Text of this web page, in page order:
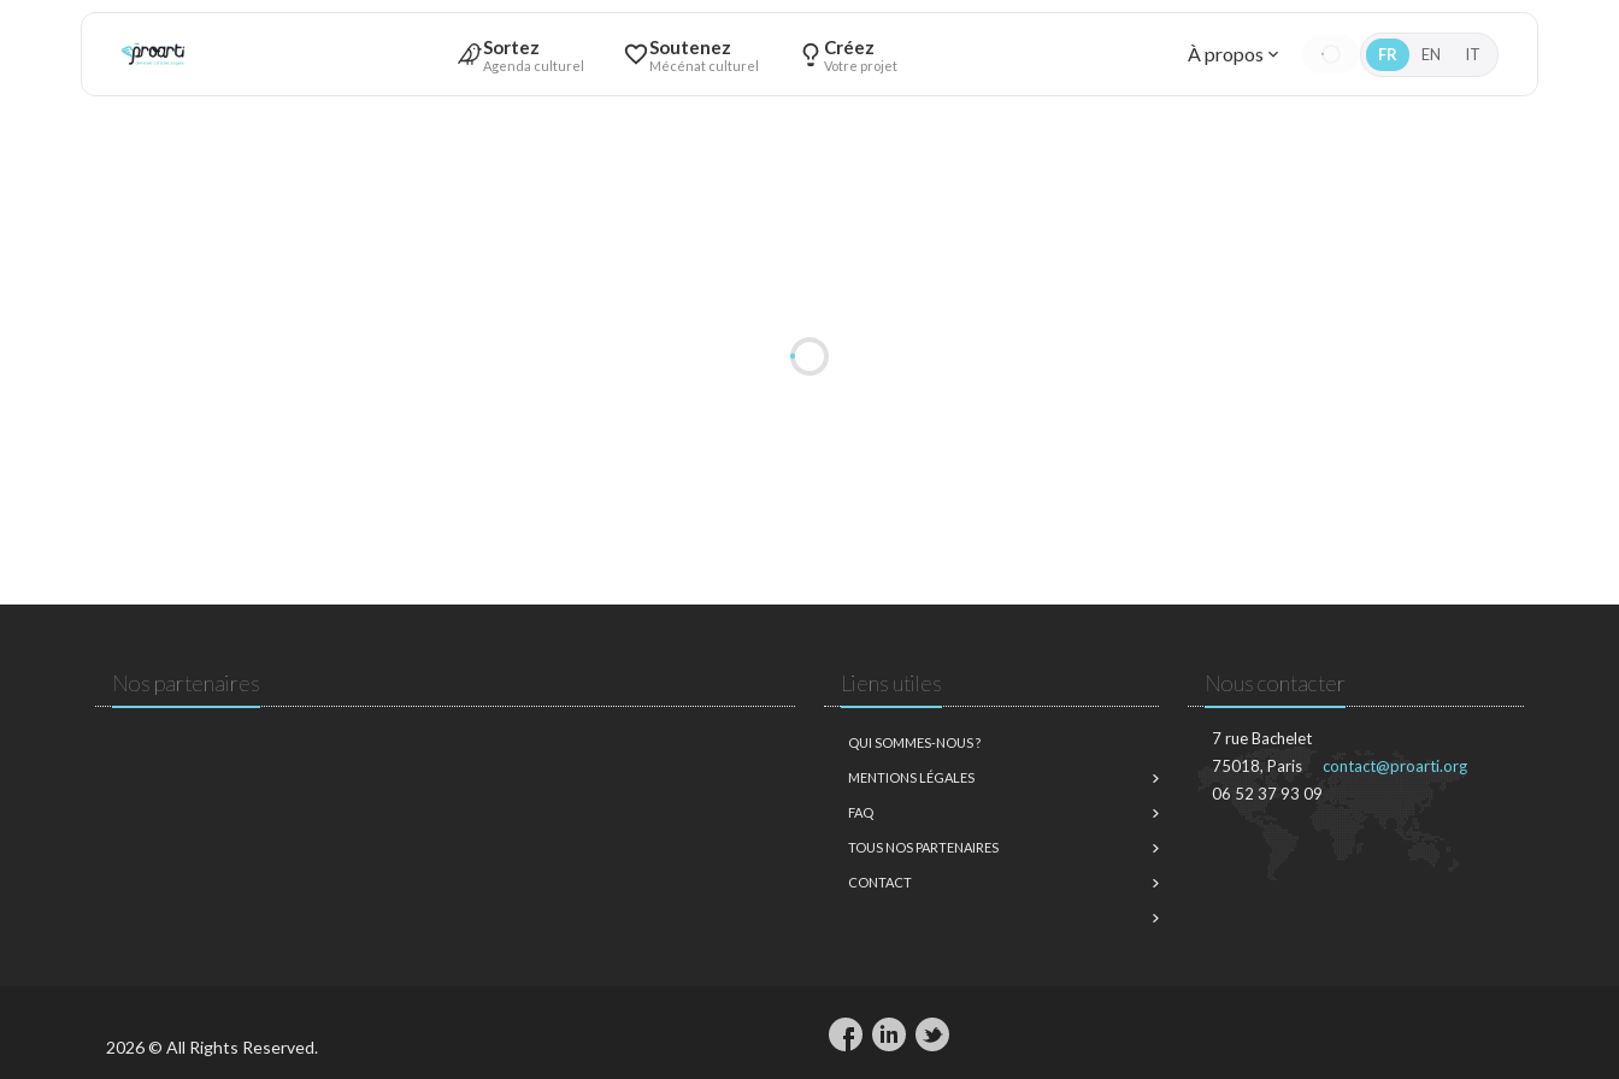
Sortez
Agenda culturel
Soutenez
Mécénat culturel
Créez
Votre projet À propos FR EN IT
Nos partenaires Liens utiles
QUI SOMMES-NOUS ?
MENTIONS LÉGALES
FAQ
TOUS NOS PARTENAIRES
CONTACT
Nous contacter
7 rue Bachelet
75018, Paris
06 52 37 93 09
contact@proarti.org
2026 © All Rights Reserved.